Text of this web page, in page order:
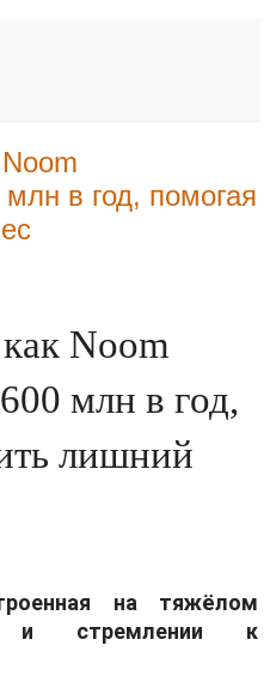
в год, помогая
Noom
млн в год,
лишний
на тяжёлом
и стремлении к